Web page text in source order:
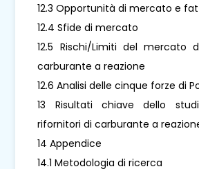
12.3 Opportunità di mercato e
12.4 Sfide di mercato
12.5 Rischi/Limiti del mercato
carburante a reazione
12.6 Analisi delle cinque forze di
13 Risultati chiave dello
rifornitori di carburante a
14 Appendice
14.1 Metodologia di ricerca